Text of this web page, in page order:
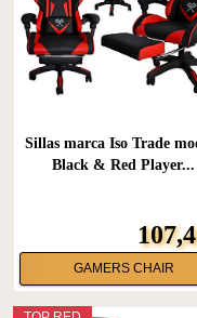
Sillas marca Iso Trade
Black & Red Player...
GAMERS CHAIR